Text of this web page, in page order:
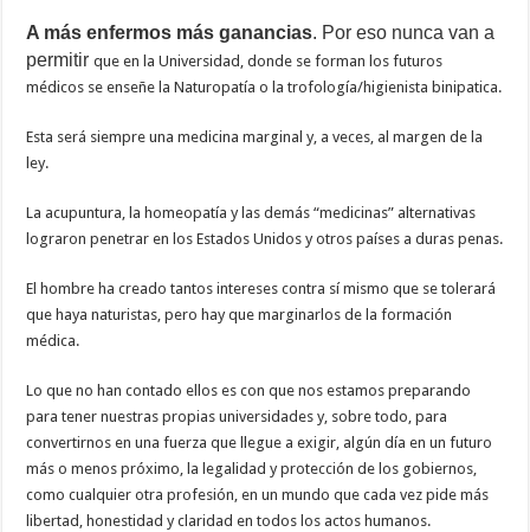
A más enfermos más ganancias. Por eso nunca van a
permitirque en la Universidad, donde se forman los futuros
médicos se enseñe la Naturopatía o la trofología/higienista binipatica.
Esta será siempre una medicina marginal y, a veces, al margen de la
ley.
La acupuntura, la homeopatía y las demás “medicinas” alternativas
lograron penetrar en los Estados Unidos y otros países a duras penas.
El hombre ha creado tantos intereses contra sí mismo que se tolerará
que haya naturistas, pero hay que marginarlos de la formación
médica.
Lo que no han contado ellos es con que nos estamos preparando
para tener nuestras propias universidades y, sobre todo, para
convertirnos en una fuerza que llegue a exigir, algún día en un futuro
más o menos próximo, la legalidad y protección de los gobiernos,
como cualquier otra profesión, en un mundo que cada vez pide más
libertad, honestidad y claridad en todos los actos humanos.